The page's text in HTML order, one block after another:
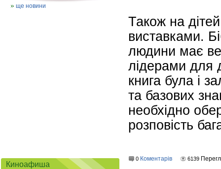
Також на
виставками.
людини має
лідерами для
книга була і
та базових
необхідно
розповість
0 Коментарів 6139
ще новини
Киноафиша